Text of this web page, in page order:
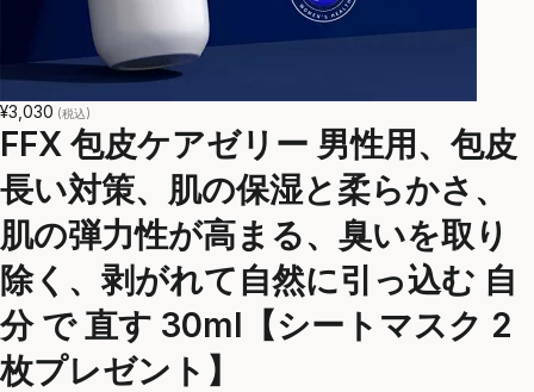
¥3,030 (税込)
FFX 包皮ケアゼリー 男性用、包皮
長い対策、肌の保湿と柔らかさ、
肌の弾力性が高まる、臭いを取り
除く、剥がれて自然に引っ込む 自
分 で 直す 30ml【シートマスク 2
枚プレゼント】